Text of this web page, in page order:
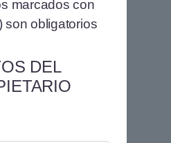
marcados con
son obligatorios
DEL